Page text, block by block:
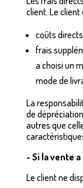
client. Le
coûts
frais
a choisi un
mode de
La
de
autres que
- Si la vente
Le client ne